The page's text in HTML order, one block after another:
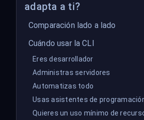
adapta a ti?
Comparación lado a lado
Cuándo usar la CLI
Eres desarrollador
Administras servidores
Automatizas todo
Usas asistentes de
Quieres un uso mínimo de